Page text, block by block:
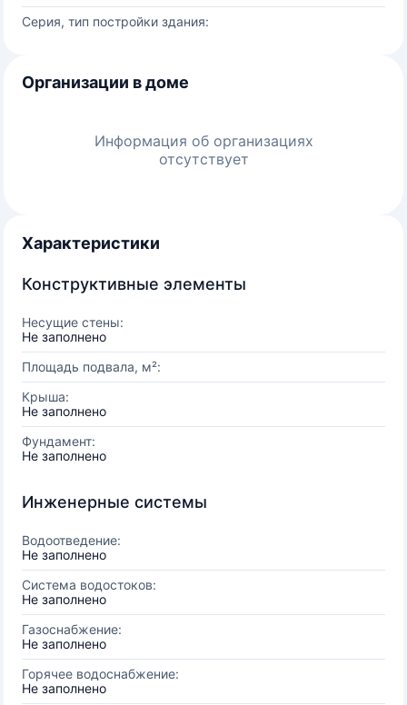
Серия, тип постройки здания:
Организации в доме
Информация об организациях
отсутствует
Характеристики
Конструктивные элементы
Несущие стены:
Не заполнено
Площадь подвала, м²:
Крыша:
Не заполнено
Фундамент:
Не заполнено
Инженерные системы
Водоотведение:
Не заполнено
Система водостоков:
Не заполнено
Газоснабжение:
Не заполнено
Горячее водоснабжение:
Не заполнено